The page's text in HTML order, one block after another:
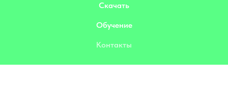
Скачать
Обучение
Контакты